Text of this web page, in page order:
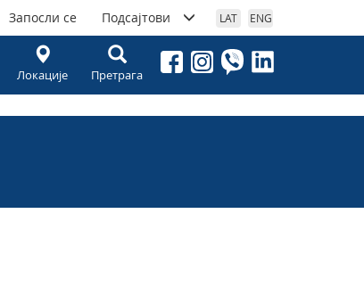
Локације Претрага
Запосли се Подсајтови LAT ENG